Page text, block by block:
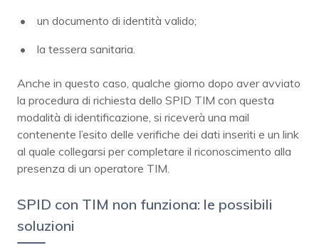
un documento di identità valido;
la tessera sanitaria.
Anche in questo caso, qualche giorno dopo aver avviato
la procedura di richiesta dello SPID TIM con questa
modalità di identificazione, si riceverà una mail
contenente l’esito delle verifiche dei dati inseriti e un link
al quale collegarsi per completare il riconoscimento alla
presenza di un operatore TIM.
SPID con TIM non funziona: le possibili
soluzioni